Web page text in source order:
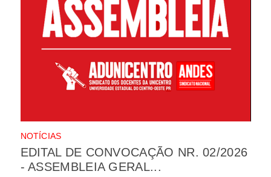
NOTÍCIAS
EDITAL DE CONVOCAÇÃO NR. 02/2026
- ASSEMBLEIA GERAL...